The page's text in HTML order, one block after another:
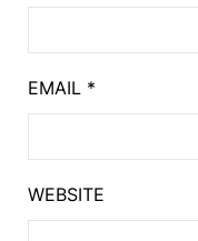
EMAIL *
WEBSITE